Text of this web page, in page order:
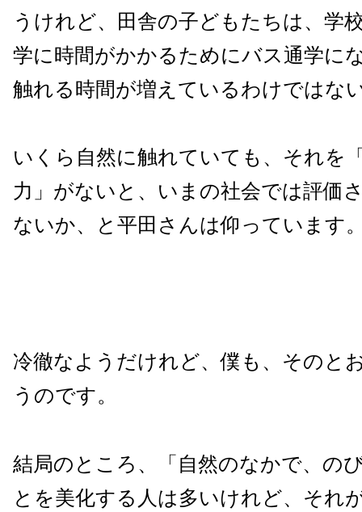
うけれど、田舎の子どもたちは、学
学に時間がかかるためにバス通学に
触れる時間が増えているわけではな
いくら自然に触れていても、それを
力」がないと、いまの社会では評価
ないか、と平田さんは仰っています
冷徹なようだけれど、僕も、そのと
うのです。
結局のところ、「自然のなかで、の
とを美化する人は多いけれど、それ